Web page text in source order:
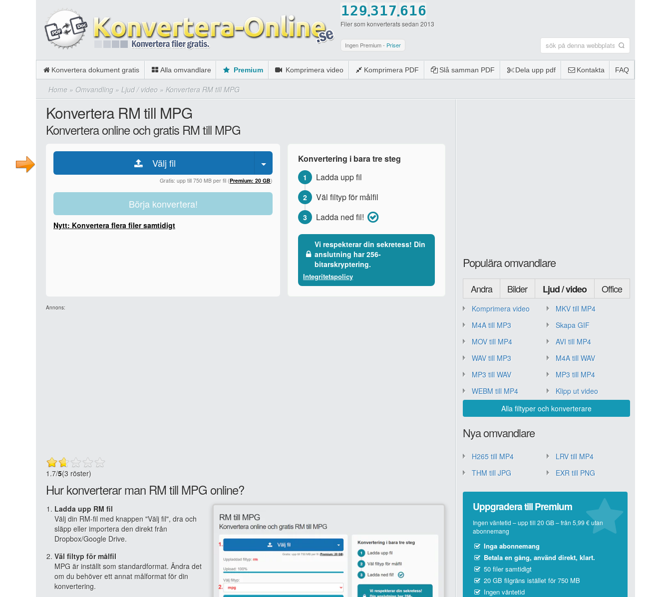
1
2
3
4
5
6
0
2
3
4
5
6
7
9
0
.3
4
5
6
7
8
1
2
3
4
5
6
0
7
8
9
0
.6
7
8
9
0
1
2
4
5
6
6
7
9
0
Filer som konverterats sedan 2013
Ingen Premium - Priser
Konvertera dokument gratis Alla omvandlare Premium Komprimera video Komprimera PDF Slå samman PDF Dela upp pdf Kontakta FAQ
Home » Omvandling » Ljud / video » Konvertera RM till MPG
Konvertera RM till MPG
Konvertera online och gratis RM till MPG
Välj fil
Gratis: upp till 750 MB per fil (Premium: 20 GB)
Börja konvertera!
Nytt: Konvertera flera filer samtidigt
Konvertering i bara tre steg
1 Ladda upp fil
2 Väl filtyp för målfil
3 Ladda ned fil!
Vi respekterar din sekretess! Din
anslutning har 256-
bitarskryptering.
Integritetspolicy
Annons:
1.7/5(3 röster)
Hur konverterar man RM till MPG online?
Ladda upp RM fil
Välj din RM-fil med knappen "Välj fil", dra och
släpp eller importera den direkt från
Dropbox/Google Drive.
Väl filtyp för målfil
MPG är inställt som standardformat. Ändra det
om du behöver ett annat målformat för din
konvertering.
Populära omvandlare
Andra Bilder Ljud / video Office
Komprimera video
MKV till MP4
M4A till MP3
Skapa GIF
MOV till MP4
AVI till MP4
WAV till MP3
M4A till WAV
MP3 till WAV
MP3 till MP4
WEBM till MP4
Klipp ut video
Alla filtyper och konverterare
Nya omvandlare
H265 till MP4
LRV till MP4
THM till JPG
EXR till PNG
Uppgradera till Premium
Ingen väntetid – upp till 20 GB – från 5,99 € utan
abonnemang
Inga abonnemang
Betala en gång, använd direkt, klart.
50 filer samtidigt
20 GB filgräns istället för 750 MB
Ingen väntetid